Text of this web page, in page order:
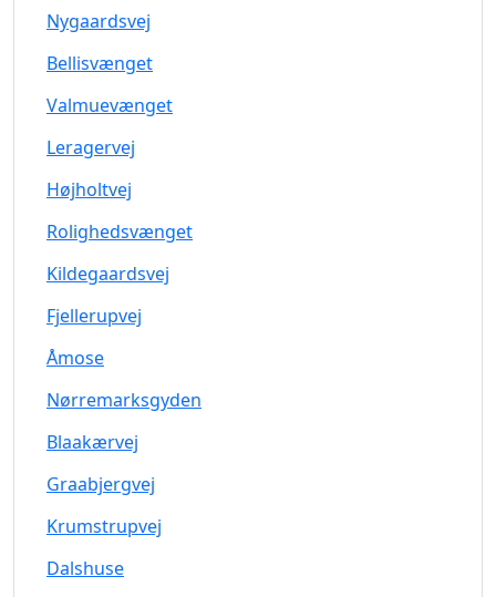
Nygaardsvej
Bellisvænget
Valmuevænget
Leragervej
Højholtvej
Rolighedsvænget
Kildegaardsvej
Fjellerupvej
Åmose
Nørremarksgyden
Blaakærvej
Graabjergvej
Krumstrupvej
Dalshuse